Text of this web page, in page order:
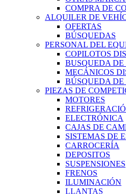
COMPRA DE
ALQUILER DE
OFERTAS
BÚSQUEDAS
PERSONAL DEL
COPILOTOS
BUSQUEDA DE
MECÁNICOS
BÚSQUEDA
PIEZAS DE
MOTORES
ELECTRÓNICA
CAJAS DE
SISTEMAS DE
CARROCERÍA
DEPOSITOS
SUSPENSIONES
FRENOS
ILUMINACIÓN
LLANTAS